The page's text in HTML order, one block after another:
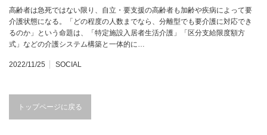
高齢者は急死ではない限り、自立・要支援の高齢者も加齢や疾病によって要
介護状態になる。「どの程度の人数までなら、分離型でも要介護に対応でき
るのか」という命題は、「特定施設入居者生活介護」「区分支給限度額方
式」などの介護システム構築と一体的に…
2022/11/25 SOCIAL
トップページに戻る